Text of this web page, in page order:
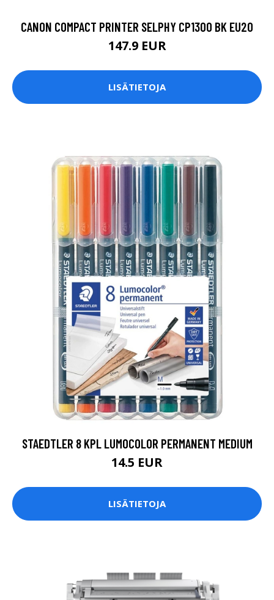
CANON COMPACT PRINTER SELPHY CP1300 BK EU20
147.9 EUR
LISÄTIETOJA
STAEDTLER 8 KPL LUMOCOLOR PERMANENT MEDIUM
14.5 EUR
LISÄTIETOJA